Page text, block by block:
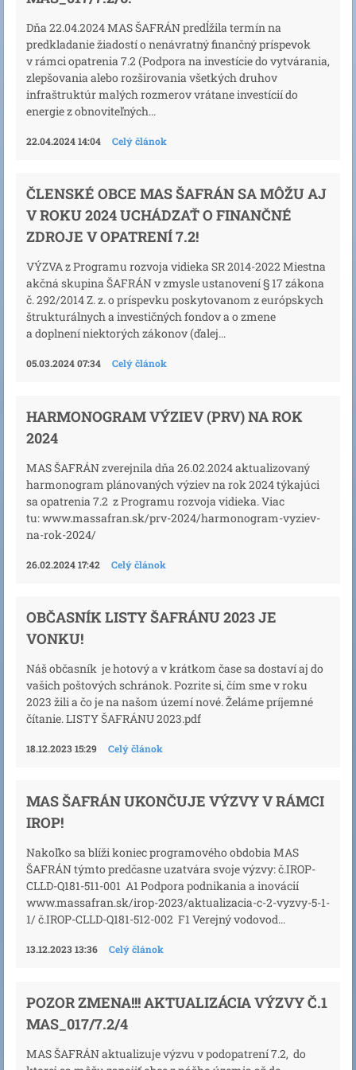
Dňa 22.04.2024 MAS ŠAFRÁN predĺžila termín na
predkladanie žiadostí o nenávratný finančný príspevok
v rámci opatrenia 7.2 (Podpora na investície do vytvárania,
zlepšovania alebo rozširovania všetkých druhov
infraštruktúr malých rozmerov vrátane investícií do
energie z obnoviteľných...
22.04.2024 14:04 Celý článok
ČLENSKÉ OBCE MAS ŠAFRÁN SA MÔŽU AJ
V ROKU 2024 UCHÁDZAŤ O FINANČNÉ
ZDROJE V OPATRENÍ 7.2!
VÝZVA z Programu rozvoja vidieka SR 2014-2022 Miestna
akčná skupina ŠAFRÁN v zmysle ustanovení § 17 zákona
č. 292/2014 Z. z. o príspevku poskytovanom z európskych
štrukturálnych a investičných fondov a o zmene
a doplnení niektorých zákonov (ďalej...
05.03.2024 07:34 Celý článok
HARMONOGRAM VÝZIEV (PRV) NA ROK
2024
MAS ŠAFRÁN zverejnila dňa 26.02.2024 aktualizovaný
harmonogram plánovaných výziev na rok 2024 týkajúci
sa opatrenia 7.2 z Programu rozvoja vidieka. Viac
tu: www.massafran.sk/prv-2024/harmonogram-vyziev-
na-rok-2024/
26.02.2024 17:42 Celý článok
OBČASNÍK LISTY ŠAFRÁNU 2023 JE
VONKU!
Náš občasník je hotový a v krátkom čase sa dostaví aj do
vašich poštových schránok. Pozrite si, čím sme v roku
2023 žili a čo je na našom území nové. Želáme príjemné
čítanie. LISTY ŠAFRÁNU 2023.pdf
18.12.2023 15:29 Celý článok
MAS ŠAFRÁN UKONČUJE VÝZVY V RÁMCI
IROP!
Nakoľko sa blíži koniec programového obdobia MAS
ŠAFRÁN týmto predčasne uzatvára svoje výzvy: č.IROP-
CLLD-Q181-511-001 A1 Podpora podnikania a inovácií
www.massafran.sk/irop-2023/aktualizacia-c-2-vyzvy-5-1-
1/ č.IROP-CLLD-Q181-512-002 F1 Verejný vodovod...
13.12.2023 13:36 Celý článok
POZOR ZMENA!!! AKTUALIZÁCIA VÝZVY Č.1
MAS_017/7.2/4
MAS ŠAFRÁN aktualizuje výzvu v podopatrení 7.2, do